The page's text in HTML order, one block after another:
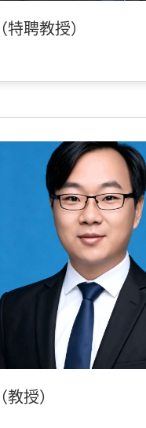
特聘教授）
授）